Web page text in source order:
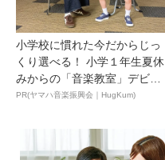
小学校に慣れた今だからじっ
くり選べる！ 小学１年生夏休
みからの「音楽教室」デビ
ュ...
PR(ヤマハ音楽振興会｜HugKum)